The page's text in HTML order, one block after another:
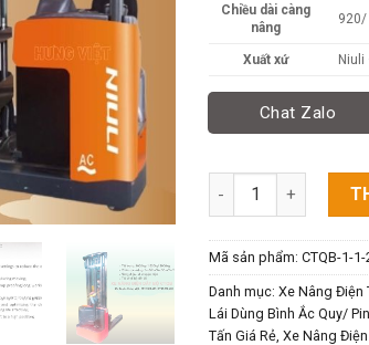
Chiều dài càng
nâng
920/
Xuất xứ Niuli
Chat Zalo
Xe Nâng Điện Đứng
Mã sản phẩm: CTQB-1-1-
Danh mục: Xe Nâng Điện
Lái Dùng Bình Ắc Quy/
Tấn Giá Rẻ, Xe Nâng